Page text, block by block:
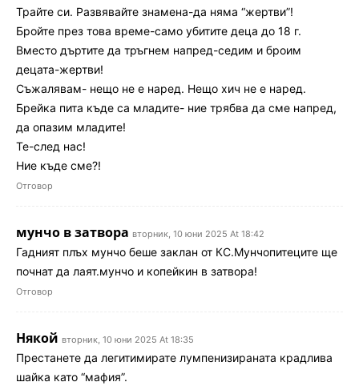
Трайте си. Развявайте знамена-да няма “жертви”!
Бройте през това време-само убитите деца до 18 г.
Вместо дъртите да тръгнем напред-седим и броим
децата-жертви!
Съжалявам- нещо не е наред. Нещо хич не е наред.
Брейка пита къде са младите- ние трябва да сме напред,
да опазим младите!
Те-след нас!
Ние къде сме?!
Отговор
мунчо в затвора вторник, 10 юни 2025 At 18:42
Гадният плъх мунчо беше заклан от КС.Мунчопитеците ще
почнат да лаят.мунчо и копейкин в затвора!
Отговор
Някой вторник, 10 юни 2025 At 18:35
Престанете да легитимирате лумпенизираната крадлива
шайка като “мафия”.